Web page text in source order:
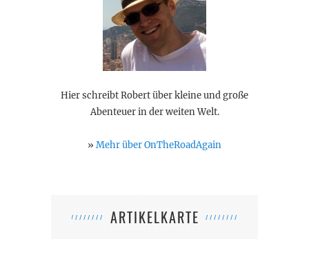
Hier schreibt Robert über kleine und große
Abenteuer in der weiten Welt.
» Mehr über OnTheRoadAgain
ARTIKELKARTE